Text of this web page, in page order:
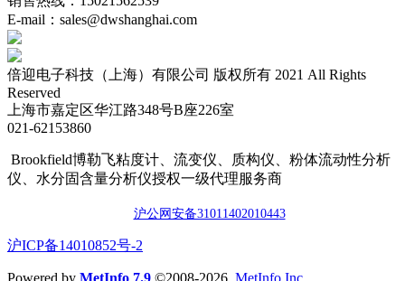
E-mail：sales@dwshanghai.com
倍迎电子科技（上海）有限公司 版权所有 2021 All Rights
Reserved
上海市嘉定区华江路348号B座226室
021-62153860
Brookfield博勒飞粘度计、流变仪、质构仪、粉体流动性分析
仪、水分固含量分析仪授权一级代理服务商
沪公网安备31011402010443
​沪ICP备14010852号-2